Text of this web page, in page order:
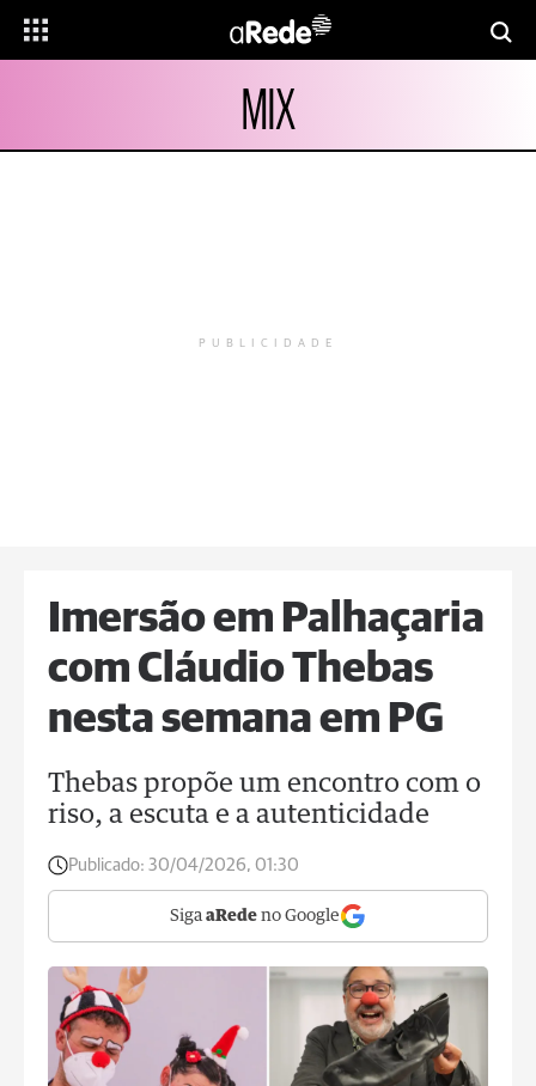
MIX
PUBLICIDADE
Imersão em Palhaçaria
com Cláudio Thebas
nesta semana em PG
Thebas propõe um encontro com o
riso, a escuta e a autenticidade
Publicado: 30/04/2026, 01:30
Siga aRede no Google